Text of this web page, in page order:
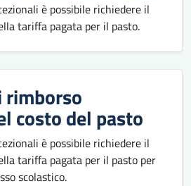
è possibile richiedere il
tariffa pagata per il pasto.
rimborso
costo del pasto
è possibile richiedere il
tariffa pagata per il pasto per
scolastico.